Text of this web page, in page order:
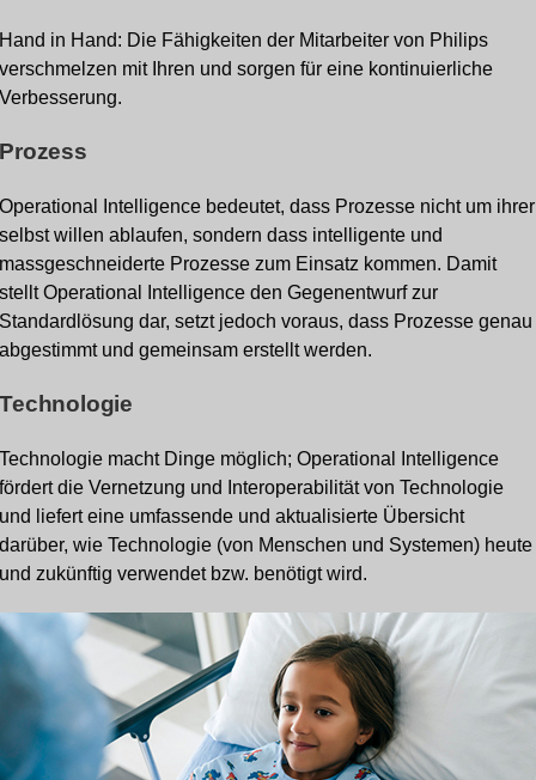
Hand in Hand: Die Fähigkeiten der Mitarbeiter von Philips
verschmelzen mit Ihren und sorgen für eine kontinuierliche
Verbesserung.
Prozess
Operational Intelligence bedeutet, dass Prozesse nicht um ihrer
selbst willen ablaufen, sondern dass intelligente und
massgeschneiderte Prozesse zum Einsatz kommen. Damit
stellt Operational Intelligence den Gegenentwurf zur
Standardlösung dar, setzt jedoch voraus, dass Prozesse genau
abgestimmt und gemeinsam erstellt werden.
Technologie
Technologie macht Dinge möglich; Operational Intelligence
fördert die Vernetzung und Interoperabilität von Technologie
und liefert eine umfassende und aktualisierte Übersicht
darüber, wie Technologie (von Menschen und Systemen) heute
und zukünftig verwendet bzw. benötigt wird.